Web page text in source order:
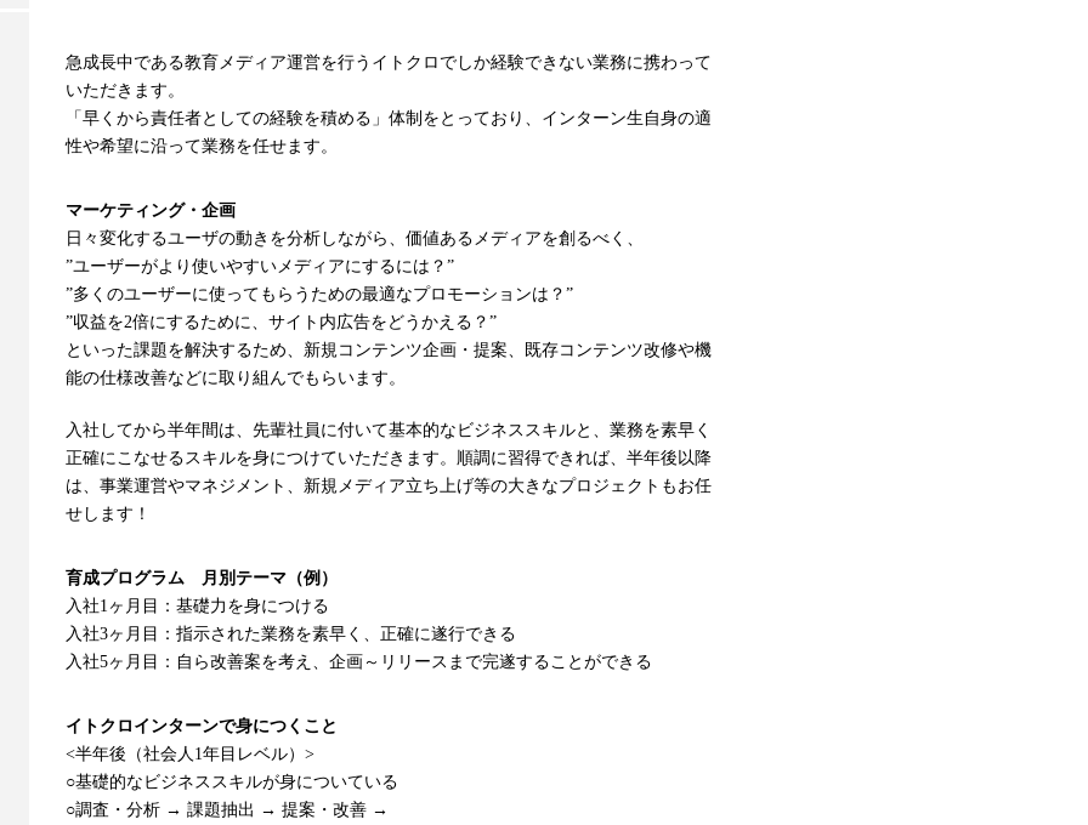
急成長中である教育メディア運営を行うイトクロでしか経験できない業務に携わって
いただきます。
「早くから責任者としての経験を積める」体制をとっており、インターン生自身の適
性や希望に沿って業務を任せます。
マーケティング・企画
日々変化するユーザの動きを分析しながら、価値あるメディアを創るべく、
”ユーザーがより使いやすいメディアにするには？”
”多くのユーザーに使ってもらうための最適なプロモーションは？”
”収益を2倍にするために、サイト内広告をどうかえる？”
といった課題を解決するため、新規コンテンツ企画・提案、既存コンテンツ改修や機
能の仕様改善などに取り組んでもらいます。
入社してから半年間は、先輩社員に付いて基本的なビジネススキルと、業務を素早く
正確にこなせるスキルを身につけていただきます。順調に習得できれば、半年後以降
は、事業運営やマネジメント、新規メディア立ち上げ等の大きなプロジェクトもお任
せします！
育成プログラム 月別テーマ（例）
入社1ヶ月目：基礎力を身につける
入社3ヶ月目：指示された業務を素早く、正確に遂行できる
入社5ヶ月目：自ら改善案を考え、企画～リリースまで完遂することができる
イトクロインターンで身につくこと
<半年後（社会人1年目レベル）>
○基礎的なビジネススキルが身についている
○調査・分析 → 課題抽出 → 提案・改善 →